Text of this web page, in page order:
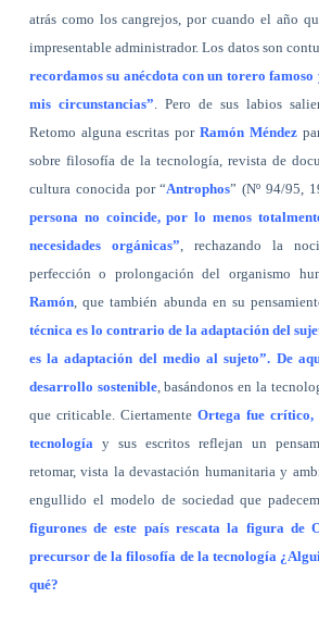
atrás como los cangrejos, por cuando el año
impresentable administrador. Los datos son
recordamos su anécdota con un torero
mis circunstancias” . Pero de sus labios
Retomo alguna escritas porRamón Méndez
sobre filosofía de la tecnología, revista de
cultura conocida por “Antrophos” (Nº 94/95,
persona no coincide, por lo menos
necesidades orgánicas” , rechazando la
perfección o prolongación del organismo
Ramón, que también abunda en su
técnica es lo contrario de la adaptación del
es la adaptación del medio al sujeto”. De
desarrollo sostenible, basándonos en la
que criticable. CiertamenteOrtega fue crítico,
tecnología y sus escritos reflejan un
retomar, vista la devastación humanitaria y
engullido el modelo de sociedad que
figurones de este país rescata la figura de
precursor de la filosofía de la tecnología
qué?